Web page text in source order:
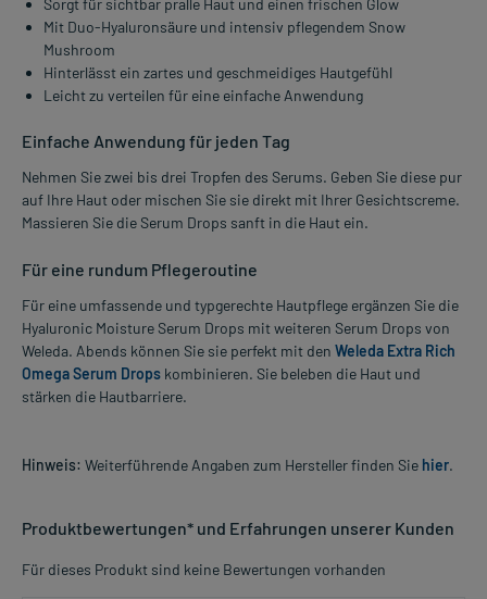
Sorgt für sichtbar pralle Haut und einen frischen Glow
Mit Duo-Hyaluronsäure und intensiv pflegendem Snow
Mushroom
Hinterlässt ein zartes und geschmeidiges Hautgefühl
Leicht zu verteilen für eine einfache Anwendung
Einfache Anwendung für jeden Tag
Nehmen Sie zwei bis drei Tropfen des Serums. Geben Sie diese pur
auf Ihre Haut oder mischen Sie sie direkt mit Ihrer Gesichtscreme.
Massieren Sie die Serum Drops sanft in die Haut ein.
Für eine rundum Pflegeroutine
Für eine umfassende und typgerechte Hautpflege ergänzen Sie die
Hyaluronic Moisture Serum Drops mit weiteren Serum Drops von
Weleda. Abends können Sie sie perfekt mit den Weleda Extra Rich
Omega Serum Drops kombinieren. Sie beleben die Haut und
stärken die Hautbarriere.
Hinweis: Weiterführende Angaben zum Hersteller finden Sie hier.
Produktbewertungen* und Erfahrungen unserer Kunden
Für dieses Produkt sind keine Bewertungen vorhanden